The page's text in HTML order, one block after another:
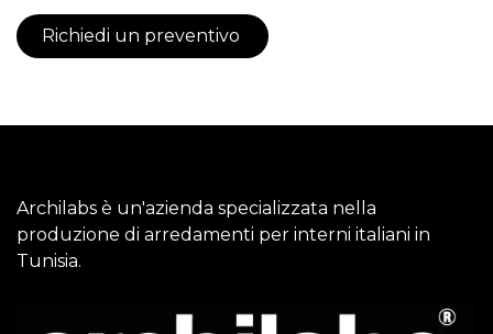
Richiedi un preventivo
Archilabs è un'azienda specializzata nella
produzione di arredamenti per interni italiani in
Tunisia.